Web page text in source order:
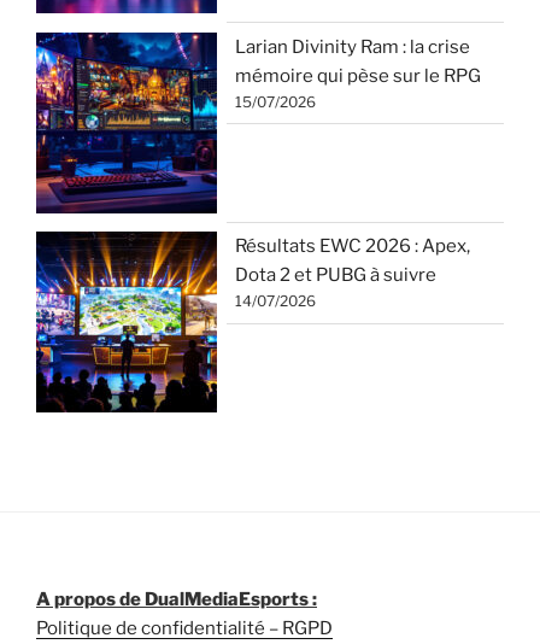
Larian Divinity Ram : la crise
mémoire qui pèse sur le RPG
15/07/2026
Résultats EWC 2026 : Apex,
Dota 2 et PUBG à suivre
14/07/2026
A propos de DualMediaEsports :
Politique de confidentialité – RGPD